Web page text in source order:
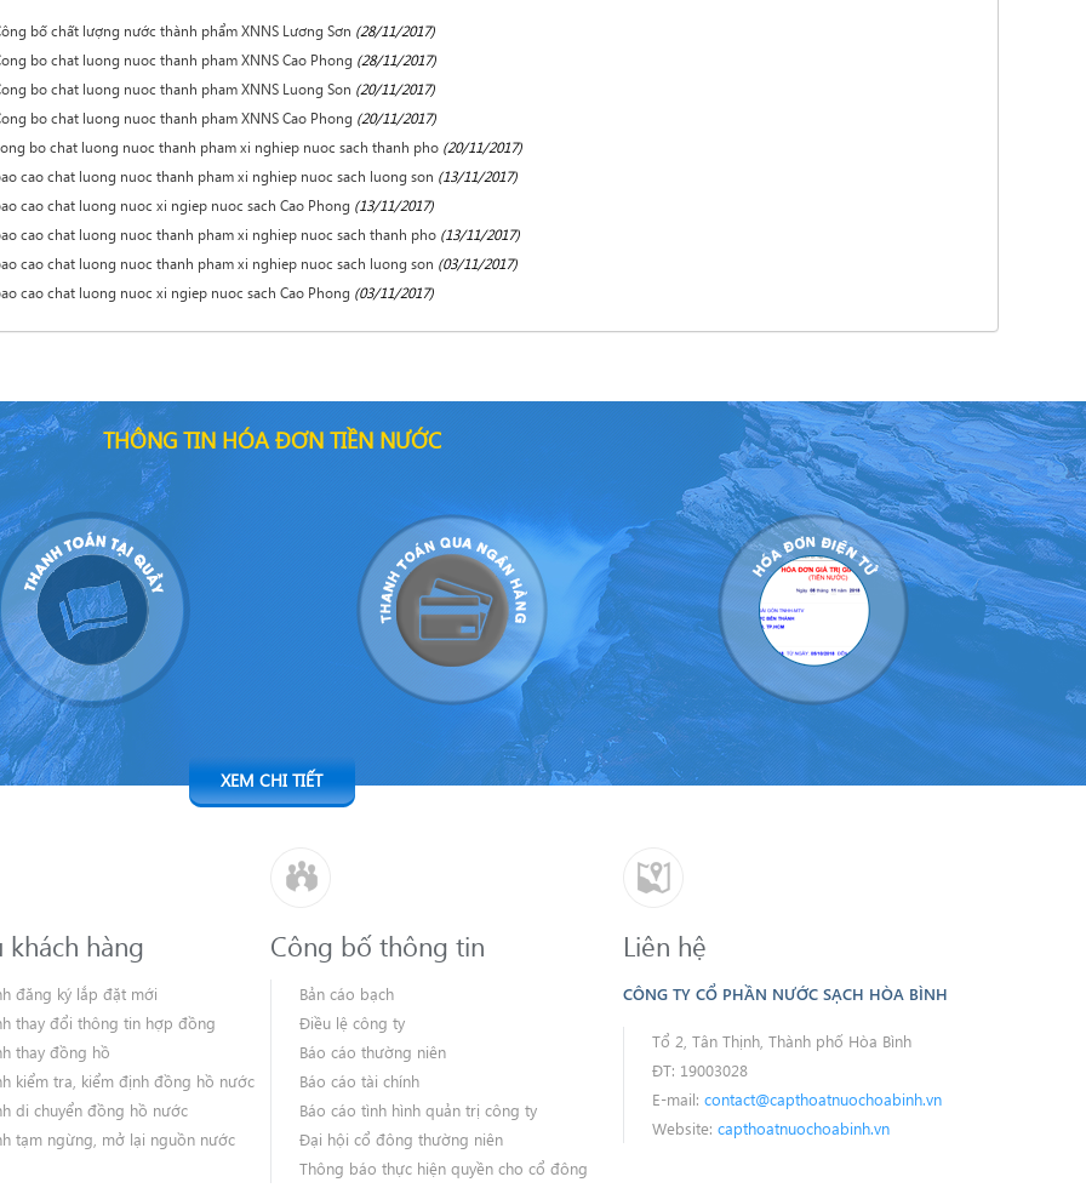
bố chất lượng nước thành phẩm XNNS Lương Sơn (28/11/2017)
bo chat luong nuoc thanh pham XNNS Cao Phong (28/11/2017)
bo chat luong nuoc thanh pham XNNS Luong Son (20/11/2017)
bo chat luong nuoc thanh pham XNNS Cao Phong (20/11/2017)
bo chat luong nuoc thanh pham xi nghiep nuoc sach thanh pho (20/11/2017)
cao chat luong nuoc thanh pham xi nghiep nuoc sach luong son (13/11/2017)
cao chat luong nuoc xi ngiep nuoc sach Cao Phong (13/11/2017)
cao chat luong nuoc thanh pham xi nghiep nuoc sach thanh pho (13/11/2017)
cao chat luong nuoc thanh pham xi nghiep nuoc sach luong son (03/11/2017)
cao chat luong nuoc xi ngiep nuoc sach Cao Phong (03/11/2017)
THÔNG TIN HÓA ĐƠN TIỀN NƯỚC
XEM CHI TIẾT
khách hàng
đăng ký lắp đặt mới
thay đổi thông tin hợp đồng
thay đồng hồ
kiểm tra, kiểm định đồng hồ nước
di chuyển đồng hồ nước
tạm ngừng, mở lại nguồn nước
Công bố thông tin
Bản cáo bạch
Điều lệ công ty
Báo cáo thường niên
Báo cáo tài chính
Báo cáo tình hình quản trị công ty
Đại hội cổ đông thường niên
Thông báo thực hiện quyền cho cổ đông
Liên hệ
CÔNG TY CỔ PHẦN NƯỚC SẠCH HÒA BÌNH
Tổ 2, Tân Thịnh, Thành phố Hòa Bình
ĐT: 19003028
E-mail: contact@capthoatnuochoabinh.vn
Website: capthoatnuochoabinh.vn